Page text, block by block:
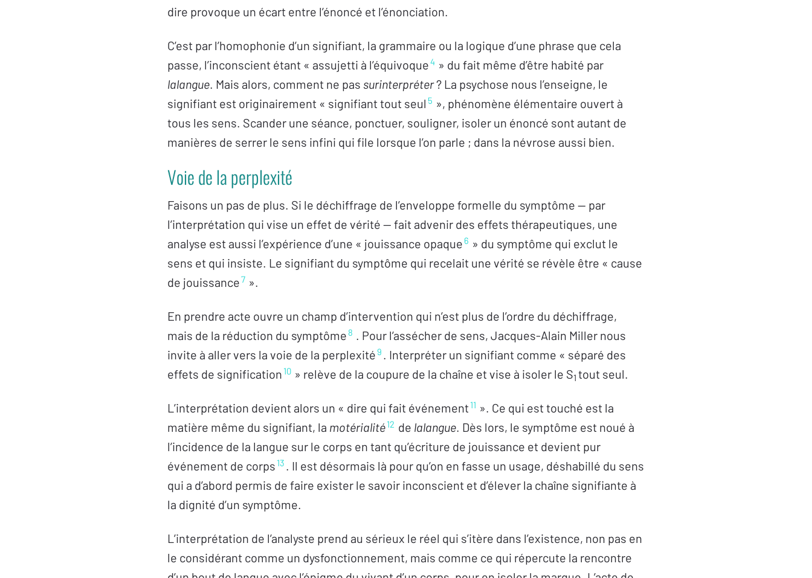
dire provoque un écart entre l’énoncé et l’énonciation.
C’est par l’homophonie d’un signifiant, la grammaire ou la logique d’une phrase que cela
passe, l’inconscient étant « assujetti à l’équivoque4 » du fait même d’être habité par
lalangue. Mais alors, comment ne pas surinterpréter? La psychose nous l’enseigne, le
signifiant est originairement « signifiant tout seul 5 », phénomène élémentaire ouvert à
tous les sens. Scander une séance, ponctuer, souligner, isoler un énoncé sont autant de
manières de serrer le sens infini qui file lorsque l’on parle ; dans la névrose aussi bien.
Voie de la perplexité
Faisons un pas de plus. Si le déchiffrage de l’enveloppe formelle du symptôme — par
l’interprétation qui vise un effet de vérité — fait advenir des effets thérapeutiques, une
analyse est aussi l’expérience d’une « jouissance opaque 6 » du symptôme qui exclut le
sens et qui insiste. Le signifiant du symptôme qui recelait une vérité se révèle être « cause
de jouissance7 ».
En prendre acte ouvre un champ d’intervention qui n’est plus de l’ordre du déchiffrage,
mais de la réduction du symptôme 8 . Pour l’assécher de sens, Jacques-Alain Miller nous
invite à aller vers la voie de la perplexité 9 . Interpréter un signifiant comme « séparé des
effets de signification 10 » relève de la coupure de la chaîne et vise à isoler le S1 tout seul.
L’interprétation devient alors un « dire qui fait événement11 ». Ce qui est touché est la
matière même du signifiant, la motérialité12 de lalangue. Dès lors, le symptôme est noué à
l’incidence de la langue sur le corps en tant qu’écriture de jouissance et devient pur
événement de corps 13 . Il est désormais là pour qu’on en fasse un usage, déshabillé du sens
qui a d’abord permis de faire exister le savoir inconscient et d’élever la chaîne signifiante à
la dignité d’un symptôme.
L’interprétation de l’analyste prend au sérieux le réel qui s’itère dans l’existence, non pas en
le considérant comme un dysfonctionnement, mais comme ce qui répercute la rencontre